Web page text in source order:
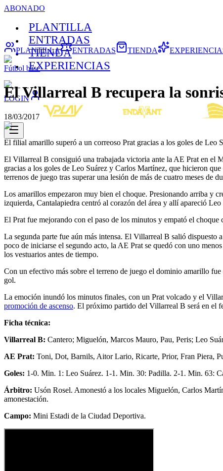
ABONADO
PLANTILLA
ENTRADAS
TIENDA
EXPERIENCIAS
LOGIN
PLANTILLA ENTRADAS TIENDA
Fútbol base
El Villarreal B recupera la
18/03/2017
El filial amarillo superó a un correoso Prat gracias a los goles de Leo
El Villarreal B consiguió una trabajada victoria ante la AE Prat en el
gracias a los goles de Leo Suárez y Carlos Martínez, que hicieron
terrenos de juego tras superar una lesión de más de cuatro meses de
Los amarillos empezaron muy bien el choque. Presionando arriba y
izquierda, Cantalapiedra centró al corazón del área y allí apareció
El Prat fue mejorando con el paso de los minutos y empató el
La segunda parte fue aún más intensa. El Villarreal B salió
poco de iniciarse el segundo acto, la AE Prat se quedó con uno
los vestuarios antes de tiempo.
Con un efectivo más sobre el terreno de juego el dominio amarillo
gol.
La emoción inundó los minutos finales, con un Prat volcado y el
promoción de ascenso. El próximo partido del Villarreal B será en el
Ficha técnica:
Villarreal B: Cantero; Miguelón, Marcos Mauro, Pau, Peris; Leo
AE Prat: Toni, Dot, Barnils, Aitor Lario, Ricarte, Prior, Fran Piera,
Goles: 1-0. Min. 1: Leo Suárez. 1-1. Min. 30: Padilla. 2-1. Min. 63:
Árbitro: Usón Rosel. Amonestó a los locales Miguelón, Carlos
amonestación.
Campo: Mini Estadi de la Ciudad Deportiva.